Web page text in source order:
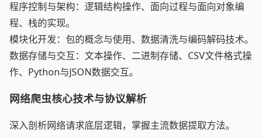
程序控制与架构：逻辑结构操作、面向过程与面向对象编
程、栈的实现。
模块化开发：包的概念与使用、数据清洗与编码解码技术。
数据存储与交互：文本操作、二进制存储、CSV文件格式操
作、Python与JSON数据交互。
网络爬虫核心技术与协议解析
深入剖析网络请求底层逻辑，掌握主流数据提取方法。